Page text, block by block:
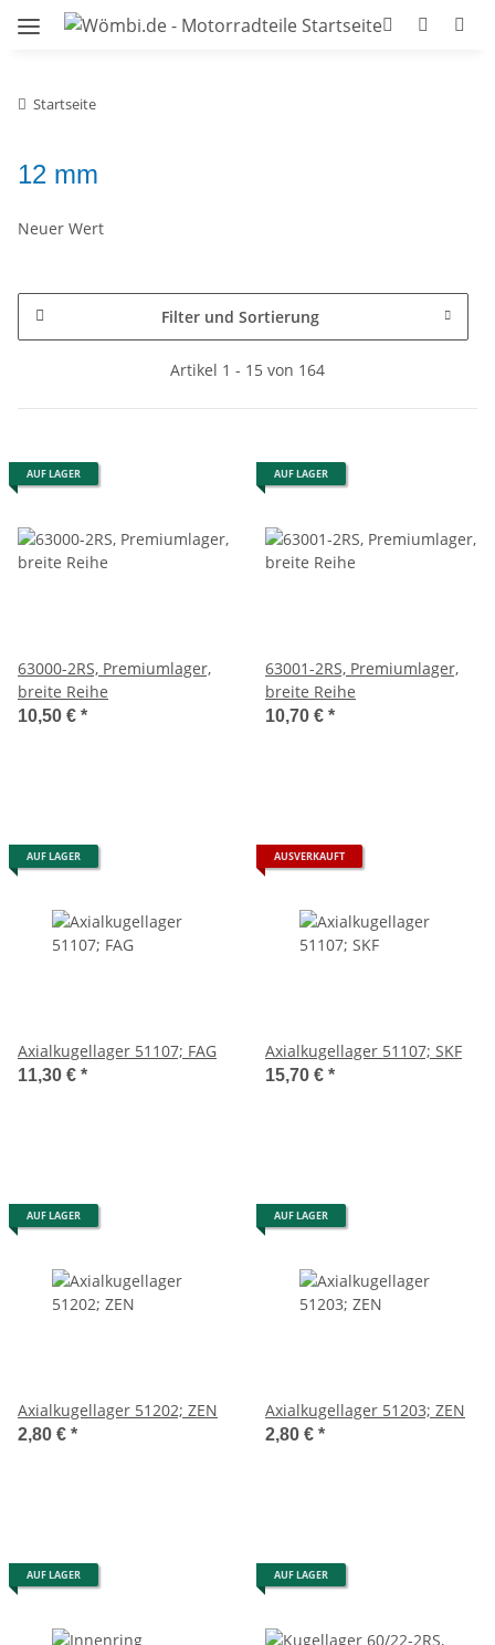
Startseite
12 mm
Neuer Wert
Filter und Sortierung
Artikel 1 - 15 von 164
AUF LAGER
63000-2RS, Premiumlager,
breite Reihe
10,50 € *
AUF LAGER
63001-2RS, Premiumlager,
breite Reihe
10,70 € *
AUF LAGER
Axialkugellager 51107; FAG
11,30 € *
AUSVERKAUFT
Axialkugellager 51107; SKF
15,70 € *
AUF LAGER
Axialkugellager 51202; ZEN
2,80 € *
AUF LAGER
Axialkugellager 51203; ZEN
2,80 € *
AUF LAGER AUF LAGER